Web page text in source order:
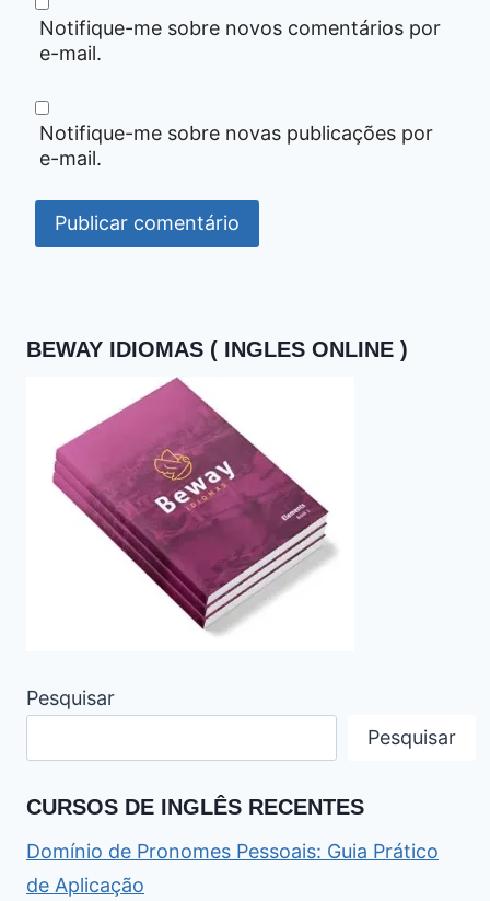
Notifique-me sobre novos comentários por
e-mail.
Notifique-me sobre novas publicações por
e-mail.
BEWAY IDIOMAS ( INGLES ONLINE )
Pesquisar
Pesquisar
CURSOS DE INGLÊS RECENTES
Domínio de Pronomes Pessoais: Guia Prático
de Aplicação